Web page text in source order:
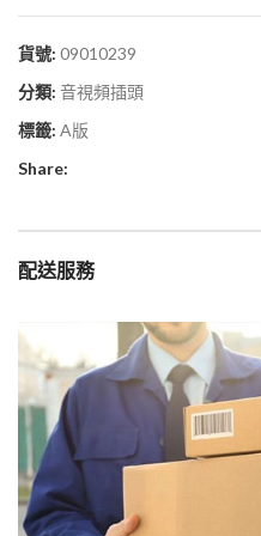
貨號: 09010239
分類: 音視頻插頭
標籤: A版
Share:
配送服務